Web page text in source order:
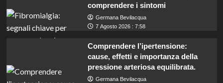
comprendere i sintomi
Germana Bevilacqua
7 Agosto 2026 : 7:58
Comprendere l’ipertensione:
cause, effetti e importanza della
pressione arteriosa equilibrata.
Germana Bevilacqua